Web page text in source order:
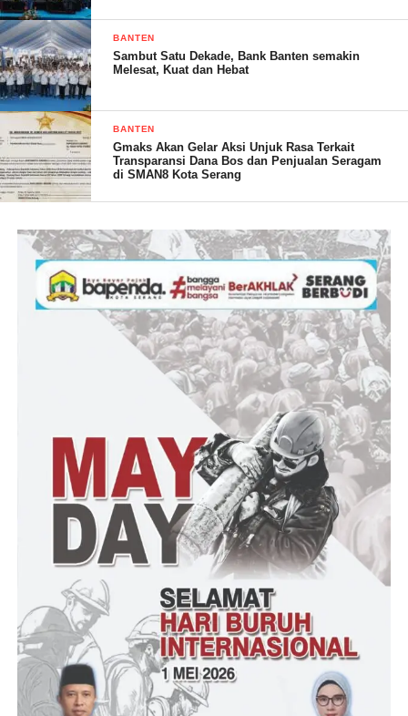
pemilik rumah mengalami kerugian materil. Sebab, kondisi
rumah tepatnya di bagian dapur rusak parah,” Masyarakat
gotong royong melakukan pembersihan pohon yang menimpa
rumah warga,” singkatnya.
Berdasarkan perkiraan Badan Meteorologi, Klimatologi dan
Geofisika (BMKG) potensi hujan sedang lebat disertai angin
kencang pada sore dan malam hari di wilayah berpotensi terjadi
di Pandeglang selatan hingga 3 hari ke depan. Sehingga,
pihaknya mengimbau kepada masyarakat di kabupaten
Pandeglang diKecamatan Cibaliung untuk tetap waspada.
Sesuai dengan perkiraan cuaca potensi cuaca buruk terjadi
beberapa hari ke depan. BPBD tentunya meminta masyarakat
untuk lebih waspada. Karena cuaca buruk selain pohon tumbang
juga perlu diwaspadai tanah longsor.
(YEN/RG)
Post Views: 13
BANTEN
Sambut Satu Dekade, Bank Banten semakin
Melesat, Kuat dan Hebat
BANTEN
Gmaks Akan Gelar Aksi Unjuk Rasa Terkait
Transparansi Dana Bos dan Penjualan Seragam
di SMAN8 Kota Serang